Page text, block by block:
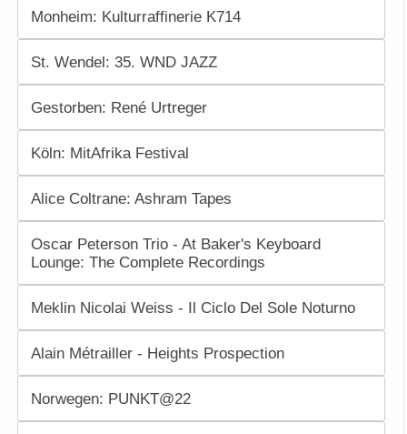
Monheim: Kulturraffinerie K714
St. Wendel: 35. WND JAZZ
Gestorben: René Urtreger
Köln: MitAfrika Festival
Alice Coltrane: Ashram Tapes
Oscar Peterson Trio - At Baker's Keyboard
Lounge: The Complete Recordings
Meklin Nicolai Weiss - Il Ciclo Del Sole Noturno
Alain Métrailler - Heights Prospection
Norwegen: PUNKT@22